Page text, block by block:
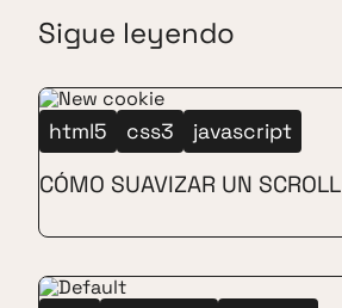
Sigue leyendo
html5 css3 javascript
CÓMO SUAVIZAR UN SCROLL